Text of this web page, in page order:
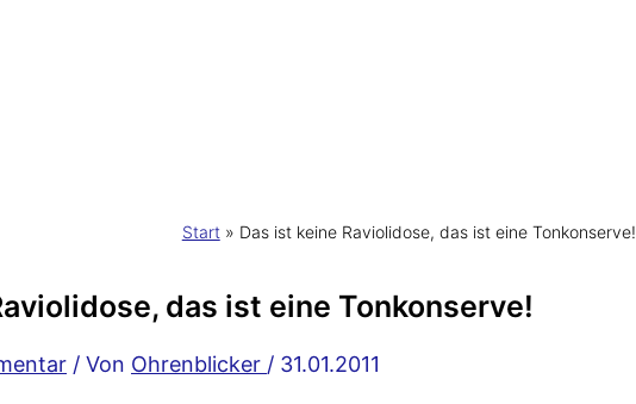
Start Das ist keine Raviolidose, das ist eine Tonkonserve!
das ist eine Tonkonserve!
/ Von Ohrenblicker / 31.01.2011